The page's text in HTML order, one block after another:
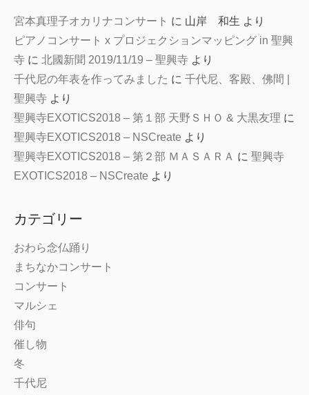
宮本真理子オカリナコンサート に 山岸 和生 より
ピアノコンサート x プロジェクションマッピング in 聖興
寺 に 北國新聞 2019/11/19 – 聖興寺 より
千代尼の年表を作ってみました に 千代尼、客殿、佛間 |
聖興寺 より
聖興寺EXOTICS2018 – 第１部 天野ＳＨＯ & 大黒友理 に
聖興寺EXOTICS2018 – NSCreate より
聖興寺EXOTICS2018 – 第２部 ＭＡＳＡＲＡ に 聖興寺
EXOTICS2018 – NSCreate より
カテゴリー
おわら念仏踊り
まちなかコンサート
コンサート
マルシェ
俳句
催し物
冬
千代尼